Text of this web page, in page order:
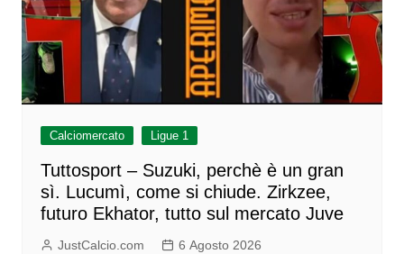
Calciomercato Ligue 1
Tuttosport – Suzuki, perchè è un gran
sì. Lucumì, come si chiude. Zirkzee,
futuro Ekhator, tutto sul mercato Juve
JustCalcio.com 6 Agosto 2026